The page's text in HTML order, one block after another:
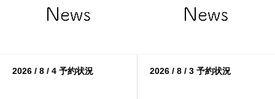
2026 / 8 / 4 予約状況 2026 / 8 / 3 予約状況